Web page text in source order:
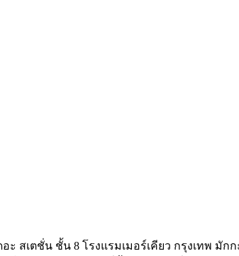
สเตชั่น ชั้น 8 โรงแรมเมอร์เคียว กรุงเทพ มั